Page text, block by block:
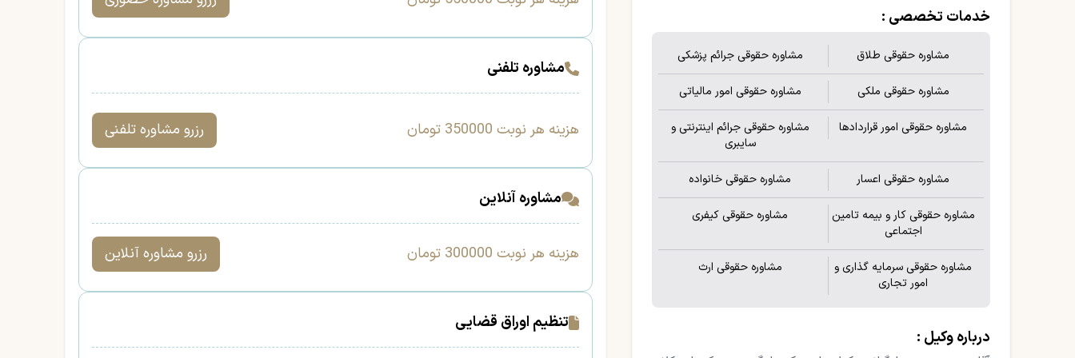
خدمات تخصصی :
مشاوره حقوقی طلاق مشاوره حقوقی جرائم پزشکی
مشاوره حقوقی ملکی مشاوره حقوقی امور مالیاتی
مشاوره حقوقی امور قراردادها
مشاوره حقوقی جرائم اینترنتی و
سایبری
مشاوره حقوقی اعسار مشاوره حقوقی خانواده
مشاوره حقوقی کار و بیمه تامین
اجتماعی
مشاوره حقوقی کیفری
مشاوره حقوقی سرمایه گذاری و
امور تجاری
مشاوره حقوقی ارث
درباره وکیل :
مشاوره تلفنی
هزینه هر نوبت 350000 تومان رزرو مشاوره تلفنی
مشاوره آنلاین
هزینه هر نوبت 300000 تومان رزرو مشاوره آنلاین
تنظیم اوراق قضایی